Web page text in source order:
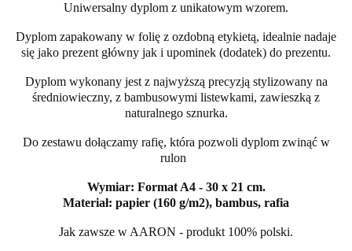
Uniwersalny dyplom z unikatowym wzorem.
Dyplom zapakowany w folię z ozdobną etykietą, idealnie nadaje
się jako prezent główny jak i upominek (dodatek) do prezentu.
Dyplom wykonany jest z najwyższą precyzją stylizowany na
średniowieczny, z bambusowymi listewkami, zawieszką z
naturalnego sznurka.
Do zestawu dołączamy rafię, która pozwoli dyplom zwinąć w
rulon
Wymiar: Format A4 - 30 x 21 cm.
Materiał: papier (160 g/m2), bambus, rafia
Jak zawsze w AARON - produkt 100% polski.